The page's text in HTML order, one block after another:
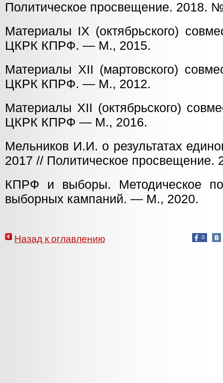
Политическое просвещение. 2018.
Материалы IX (октябрьского)
ЦКРК КПРФ. — М., 2015.
Материалы XII (мартовского)
ЦКРК КПРФ. — М., 2012.
Материалы ХII (октябрьского)
ЦКРК КПРФ — М., 2016.
Мельников И.И. о результатах
2017 // Политическое
КПРФ и выборы. Методическое
выборных кампаний. — М., 2020.
0
Назад к оглавлению